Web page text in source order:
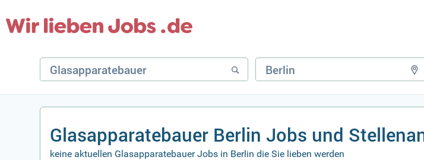
Glasapparatebauer Berlin Jobs und
keine aktuellen Glasapparatebauer Jobs in Berlin die Sie lieben werden